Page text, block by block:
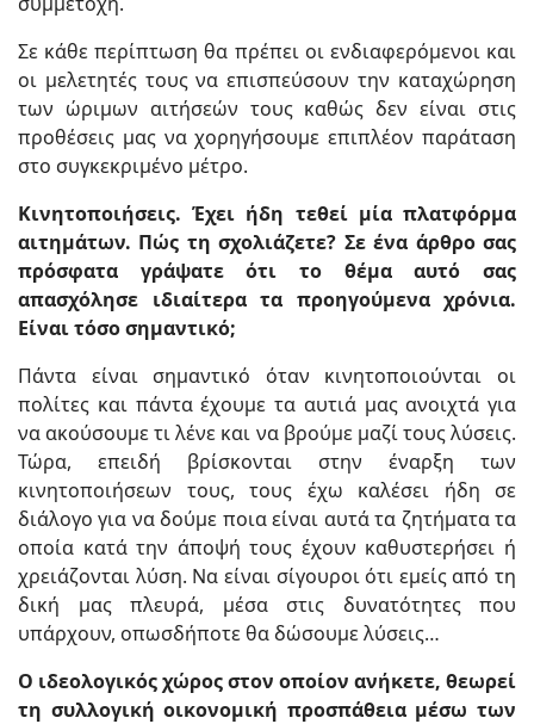
Σε κάθε περίπτωση θα πρέπει οι ενδιαφερόμενοι και
οι μελετητές τους να επισπεύσουν την καταχώρηση
των ώριμων αιτήσεών τους καθώς δεν είναι στις
προθέσεις μας να χορηγήσουμε επιπλέον παράταση
στο συγκεκριμένο μέτρο.
Κινητοποιήσεις. Έχει ήδη τεθεί μία πλατφόρμα
αιτημάτων. Πώς τη σχολιάζετε? Σε ένα άρθρο σας
πρόσφατα γράψατε ότι το θέμα αυτό σας
απασχόλησε ιδιαίτερα τα προηγούμενα χρόνια.
Είναι τόσο σημαντικό;
Πάντα είναι σημαντικό όταν κινητοποιούνται οι
πολίτες και πάντα έχουμε τα αυτιά μας ανοιχτά για
να ακούσουμε τι λένε και να βρούμε μαζί τους λύσεις.
Τώρα, επειδή βρίσκονται στην έναρξη των
κινητοποιήσεων τους, τους έχω καλέσει ήδη σε
διάλογο για να δούμε ποια είναι αυτά τα ζητήματα τα
οποία κατά την άποψή τους έχουν καθυστερήσει ή
χρειάζονται λύση. Να είναι σίγουροι ότι εμείς από τη
δική μας πλευρά, μέσα στις δυνατότητες που
υπάρχουν, οπωσδήποτε θα δώσουμε λύσεις…
Ο ιδεολογικός χώρος στον οποίον ανήκετε, θεωρεί
τη συλλογική οικονομική προσπάθεια μέσω των